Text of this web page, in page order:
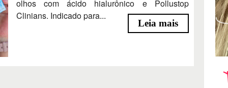
olhos com ácido hialurônico e Pollustop
Clinians. Indicado para...
Leia mais